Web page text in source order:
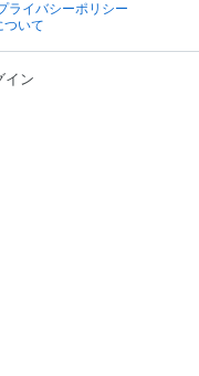
ライバシーポリシー
ついて
イン